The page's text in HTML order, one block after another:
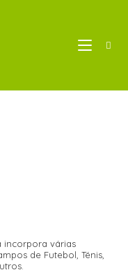
incorpora várias
de Futebol, Ténis,